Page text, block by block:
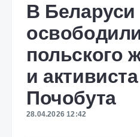
В Беларуси
польского
и
Почобута
28.04.2026 12:42